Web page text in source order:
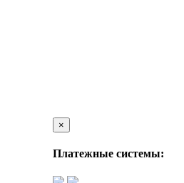
×
Платежные системы: